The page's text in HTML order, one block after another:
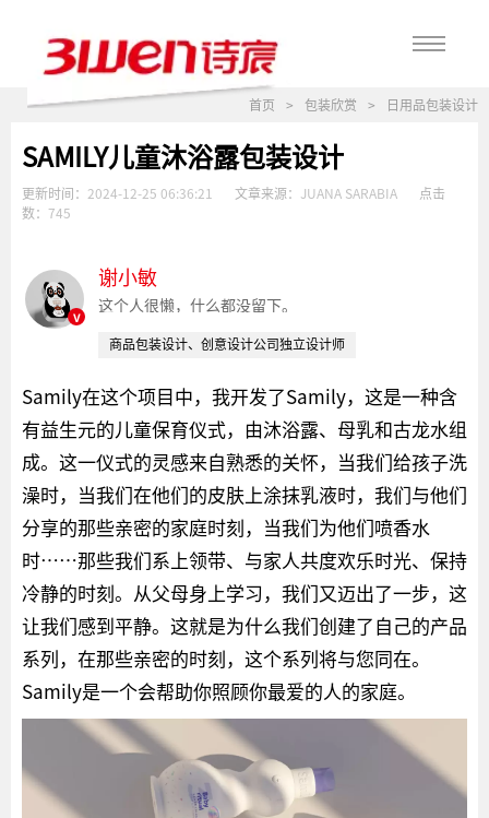
首页 > 包装欣赏 > 日用品包装设计
SAMILY儿童沐浴露包装设计
更新时间： 2024-12-25 06:36:21 文章来源： JUANA SARABIA
点击
数： 745
v
谢小敏
这个人很懒，什么都没留下。
商品包装设计、创意设计公司独立设计师
Samily在这个项目中，我开发了Samily，这是一种含
有益生元的儿童保育仪式，由沐浴露、母乳和古龙水组
成。这一仪式的灵感来自熟悉的关怀，当我们给孩子洗
澡时，当我们在他们的皮肤上涂抹乳液时，我们与他们
分享的那些亲密的家庭时刻，当我们为他们喷香水
时……那些我们系上领带、与家人共度欢乐时光、保持
冷静的时刻。从父母身上学习，我们又迈出了一步，这
让我们感到平静。这就是为什么我们创建了自己的产品
系列，在那些亲密的时刻，这个系列将与您同在。
Samily是一个会帮助你照顾你最爱的人的家庭。